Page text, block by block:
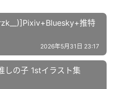
推特
2026年5月31日 23:17
の子 1stイラスト集